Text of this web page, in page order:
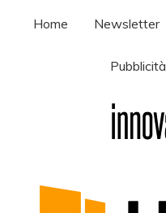
Home Newsletter
Pubblicità